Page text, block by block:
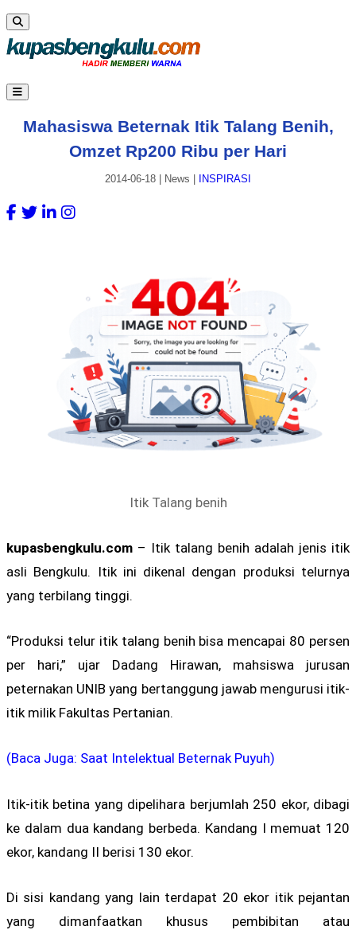
Mahasiswa Beternak Itik Talang Benih,
Omzet Rp200 Ribu per Hari
2014-06-18 News INSPIRASI
Itik Talang benih
kupasbengkulu.com – Itik talang benih adalah jenis itik
asli Bengkulu. Itik ini dikenal dengan produksi telurnya
yang terbilang tinggi.
“Produksi telur itik talang benih bisa mencapai 80 persen
per hari,” ujar Dadang Hirawan, mahsiswa jurusan
peternakan UNIB yang bertanggung jawab mengurusi itik-
itik milik Fakultas Pertanian.
(Baca Juga: Saat Intelektual Beternak Puyuh)
Itik-itik betina yang dipelihara berjumlah 250 ekor, dibagi
ke dalam dua kandang berbeda. Kandang I memuat 120
ekor, kandang II berisi 130 ekor.
Di sisi kandang yang lain terdapat 20 ekor itik pejantan
yang dimanfaatkan khusus pembibitan atau